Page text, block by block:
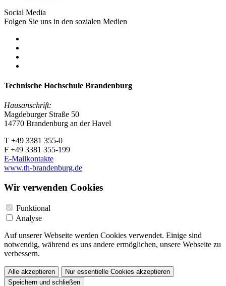
Social Media
Folgen Sie uns in den sozialen Medien
Technische Hochschule Brandenburg
Hausanschrift:
Magdeburger Straße 50
14770 Brandenburg an der Havel
T +49 3381 355-0
F +49 3381 355-199
E-Mailkontakte
www.th-brandenburg.de
Wir verwenden Cookies
Funktional
Analyse
Auf unserer Webseite werden Cookies verwendet. Einige sind
notwendig, während es uns andere ermöglichen, unsere Webseite zu
verbessern.
Alle akzeptieren
Nur essentielle Cookies akzeptieren
Speichern und schließen